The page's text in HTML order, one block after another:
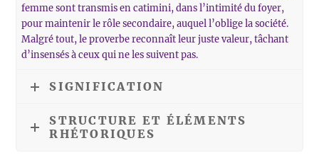
femme sont transmis en catimini, dans l’intimité du foyer,
pour maintenir le rôle secondaire, auquel l’oblige la société.
Malgré tout, le proverbe reconnaît leur juste valeur, tâchant
d’insensés à ceux qui ne les suivent pas.
SIGNIFICATION
STRUCTURE ET ÉLÉMENTS
RHÉTORIQUES